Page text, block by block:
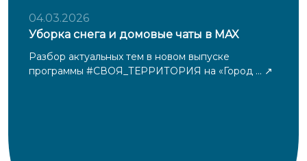
04.03.2026
Уборка снега и домовые чаты в MAX
Разбор актуальных тем в новом выпуске
программы #СВОЯ_ТЕРРИТОРИЯ на «Город ...